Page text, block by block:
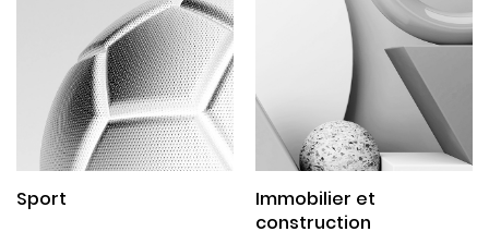
Sport
Immobilier et
construction